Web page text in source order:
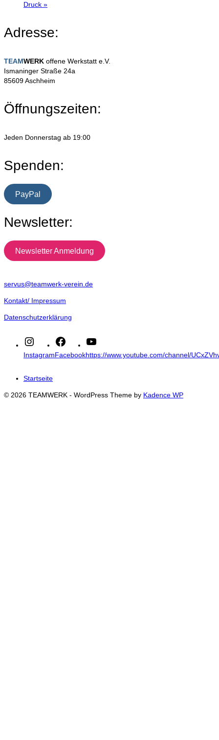
Druck »
Adresse:
TEAMWERK offene Werkstatt e.V.
Ismaninger Straße 24a
85609 Aschheim
Öffnungszeiten:
Jeden Donnerstag ab 19:00
Spenden:
PayPal
Newsletter:
Newsletter Anmeldung
servus@teamwerk-verein.de
Kontakt/ Impressum
Datenschutzerklärung
InstagramFacebookhttps://www.youtube.com/channel/
Startseite
© 2026 TEAMWERK - WordPress Theme by Kadence WP